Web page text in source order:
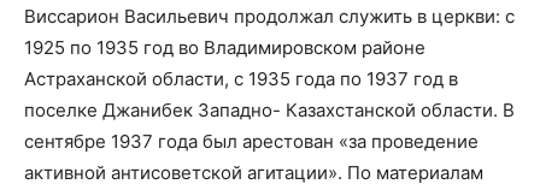
Виссарион Васильевич продолжал служить в церкви: с
1925 по 1935 год во Владимировском районе
Астраханской области, с 1935 года по 1937 год в
поселке Джанибек Западно- Казахстанской области. В
сентябре 1937 года был арестован «за проведение
активной антисоветской агитации». По материалам